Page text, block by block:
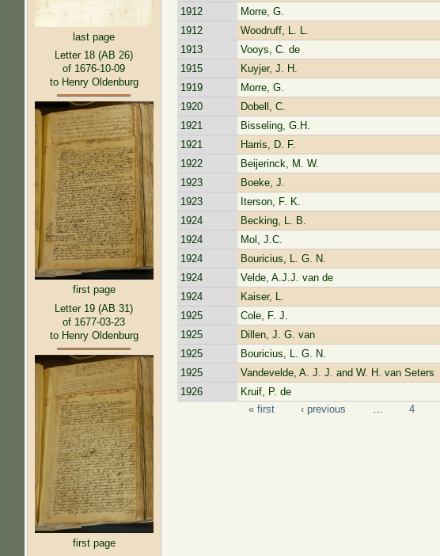
last page
Letter 18 (AB 26)
of 1676-10-09
to Henry Oldenburg
first page
Letter 19 (AB 31)
of 1677-03-23
to Henry Oldenburg
first page
1912
Morre, G.
1912
Woodruff, L. L.
1913
Vooys, C. de
1915
Kuyjer, J. H.
1919
Morre, G.
1920
Dobell, C.
1921
Bisseling, G.H.
1921
Harris, D. F.
1922
Beijerinck, M. W.
1923
Boeke, J.
1923
Iterson, F. K.
1924
Becking, L. B.
1924
Mol, J.C.
1924
Bouricius, L. G. N.
1924
Velde, A.J.J. van de
1924
Kaiser, L.
1925
Cole, F. J.
1925
Dillen, J. G. van
1925
Bouricius, L. G. N.
1925
Vandevelde, A. J. J. and W. H. van Seters
1926
Kruif, P. de
« first ‹ previous 4